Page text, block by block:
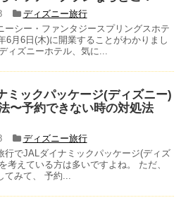
ディズニー旅行
ーシー・ファンタジースプリングスホテ
6月6日(木)に開業することがわかりまし
ィズニーホテル、気に...
ミックパッケージ(ディズニー)
〜予約できない時の対処法
ディズニー旅行
行でJALダイナミックパッケージ(ディズ
考えている方は多いですよね。 ただ、
てみて、 予約...